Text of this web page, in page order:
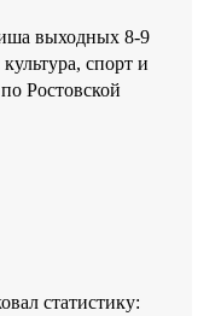
выходных 8-9
спорт и
Ростовской
статистику: